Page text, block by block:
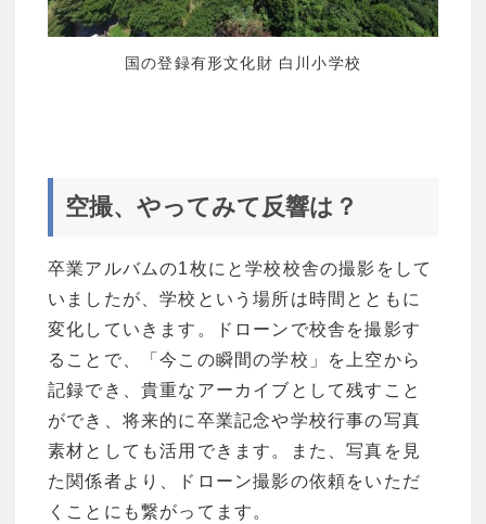
国の登録有形文化財 白川小学校
空撮、やってみて反響は？
卒業アルバムの1枚にと学校校舎の撮影をして
いましたが、学校という場所は時間とともに
変化していきます。ドローンで校舎を撮影す
ることで、「今この瞬間の学校」を上空から
記録でき、貴重なアーカイブとして残すこと
ができ、将来的に卒業記念や学校行事の写真
素材としても活用できます。また、写真を見
た関係者より、ドローン撮影の依頼をいただ
くことにも繋がってます。